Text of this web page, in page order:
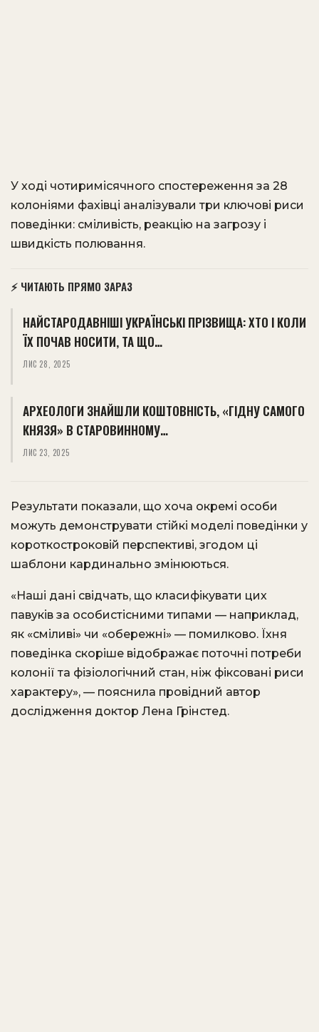
У ході чотиримісячного спостереження за 28
колоніями фахівці аналізували три ключові риси
поведінки: сміливість, реакцію на загрозу і
швидкість полювання.
⚡ ЧИТАЮТЬ ПРЯМО ЗАРАЗ
НАЙСТАРОДАВНІШІ УКРАЇНСЬКІ ПРІЗВИЩА: ХТО І КОЛИ
ЇХ ПОЧАВ НОСИТИ, ТА ЩО…
ЛИС 28, 2025
АРХЕОЛОГИ ЗНАЙШЛИ КОШТОВНІСТЬ, «ГІДНУ САМОГО
КНЯЗЯ» В СТАРОВИННОМУ…
ЛИС 23, 2025
Результати показали, що хоча окремі особи
можуть демонструвати стійкі моделі поведінки у
короткостроковій перспективі, згодом ці
шаблони кардинально змінюються.
«Наші дані свідчать, що класифікувати цих
павуків за особистісними типами — наприклад,
як «сміливі» чи «обережні» — помилково. Їхня
поведінка скоріше відображає поточні потреби
колонії та фізіологічний стан, ніж фіксовані риси
характеру», — пояснила провідний автор
дослідження доктор Лена Грінстед.